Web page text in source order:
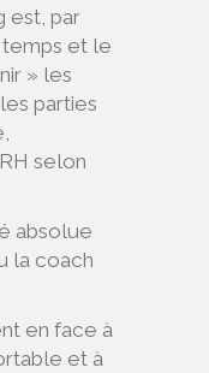
est, par
et le
» les
parties
selon
absolue
la coach
en face à
et à